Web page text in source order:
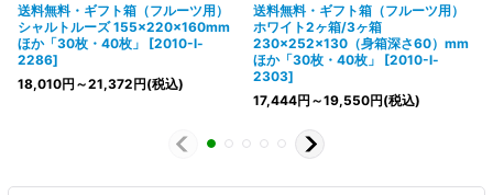
送料無料・ギフト箱（フルーツ用）
シャルトルーズ 155×220×160mm
ほか「30枚・40枚」
[2010-l-
2286]
18,010円 ～21,372円(税込)
送料無料・ギフト箱（フルーツ用）
ホワイト2ヶ箱/3ヶ箱
230×252×130（身箱深さ60）mm
ほか「30枚・40枚」
[2010-l-
2303]
17,444円 ～19,550円(税込)